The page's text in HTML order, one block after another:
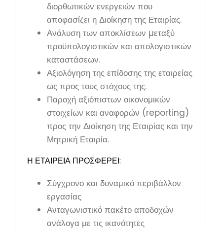
διορθωτικών ενεργειών που
αποφασίζει η Διοίκηση της Εταιρίας.
Ανάλυση των αποκλίσεων µεταξύ
προϋπολογιστικών και απολογιστικών
καταστάσεων.
Αξιολόγηση της επίδοσης της εταιρείας
ως προς τους στόχους της.
Παροχή αξιόπιστων οικονομικών
στοιχείων και αναφορών (reporting)
προς την Διοίκηση της Εταιρίας και την
Μητρική Εταιρία.
Η ΕΤΑΙΡΕΙΑ ΠΡΟΣΦΕΡΕΙ:
Σύγχρονο και δυναμικό περιβάλλον
εργασίας
Ανταγωνιστικό πακέτο αποδοχών
ανάλογα με τις ικανότητες